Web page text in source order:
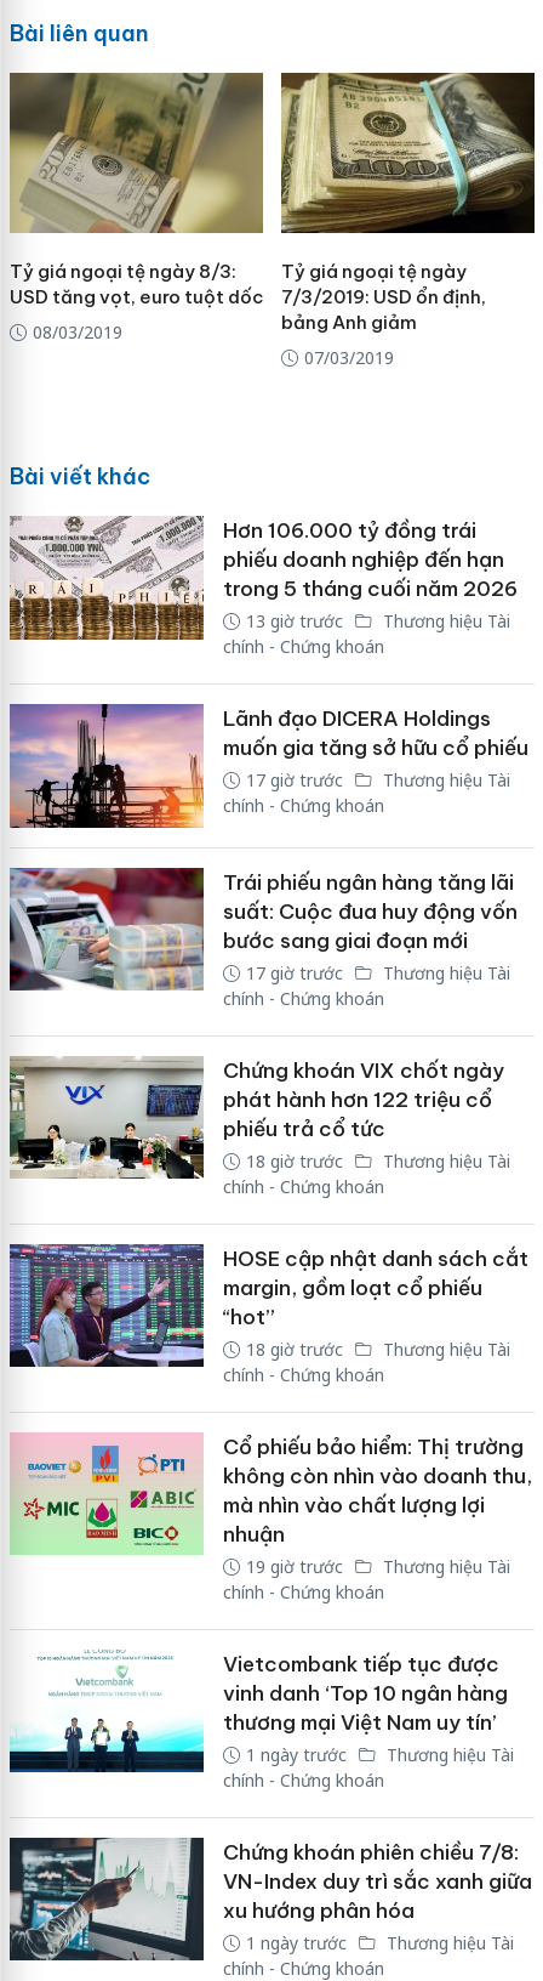
Bài liên quan
Tỷ giá ngoại tệ ngày 8/3:
USD tăng vọt, euro tuột dốc
08/03/2019
Tỷ giá ngoại tệ ngày
7/3/2019: USD ổn định,
bảng Anh giảm
07/03/2019
Bài viết khác
Hơn 106.000 tỷ đồng trái
phiếu doanh nghiệp đến hạn
trong 5 tháng cuối năm 2026
13 giờ trước
Thương hiệu Tài
chính - Chứng khoán
Lãnh đạo DICERA Holdings
muốn gia tăng sở hữu cổ phiếu
17 giờ trước
Thương hiệu Tài
chính - Chứng khoán
Trái phiếu ngân hàng tăng lãi
suất: Cuộc đua huy động vốn
bước sang giai đoạn mới
17 giờ trước
Thương hiệu Tài
chính - Chứng khoán
Chứng khoán VIX chốt ngày
phát hành hơn 122 triệu cổ
phiếu trả cổ tức
18 giờ trước
Thương hiệu Tài
chính - Chứng khoán
HOSE cập nhật danh sách cắt
margin, gồm loạt cổ phiếu
“hot”
18 giờ trước
Thương hiệu Tài
chính - Chứng khoán
Cổ phiếu bảo hiểm: Thị trường
không còn nhìn vào doanh thu,
mà nhìn vào chất lượng lợi
nhuận
19 giờ trước
Thương hiệu Tài
chính - Chứng khoán
Vietcombank tiếp tục được
vinh danh ‘Top 10 ngân hàng
thương mại Việt Nam uy tín’
1 ngày trước
Thương hiệu Tài
chính - Chứng khoán
Chứng khoán phiên chiều 7/8:
VN-Index duy trì sắc xanh giữa
xu hướng phân hóa
1 ngày trước
Thương hiệu Tài
chính - Chứng khoán